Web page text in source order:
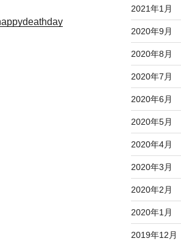
2021年1月
2020年9月
2020年8月
2020年7月
2020年6月
2020年5月
2020年4月
2020年3月
2020年2月
2020年1月
2019年12月